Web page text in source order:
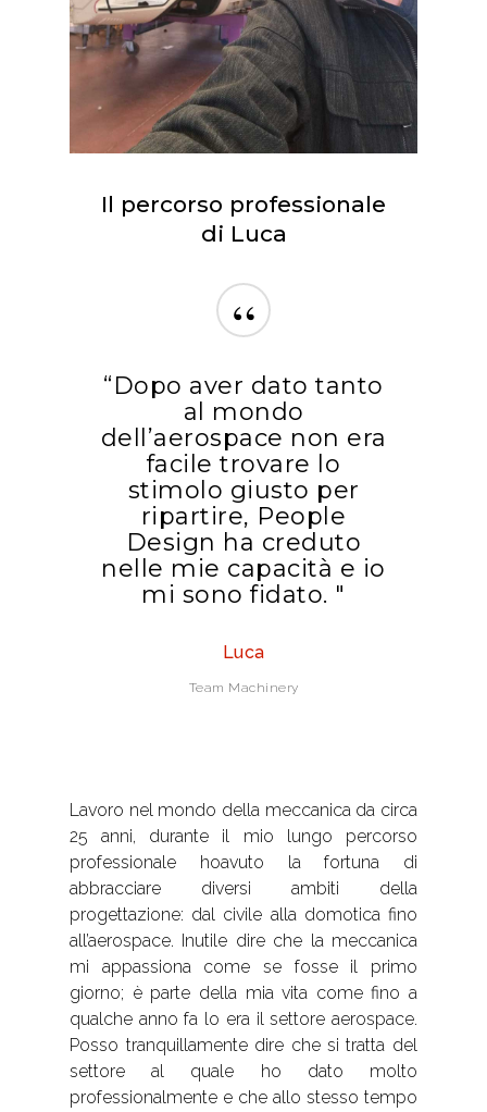
Il percorso professionale
di Luca
“
“Dopo aver dato tanto
al mondo
dell’aerospace non era
facile trovare lo
stimolo giusto per
ripartire, People
Design ha creduto
nelle mie capacità e io
mi sono fidato. "
Luca
Team Machinery
Lavoro nel mondo della meccanica da circa
25 anni, durante il mio lungo percorso
professionale hoavuto la fortuna di
abbracciare diversi ambiti della
progettazione: dal civile alla domotica fino
all’aerospace. Inutile dire che la meccanica
mi appassiona come se fosse il primo
giorno; è parte della mia vita come fino a
qualche anno fa lo era il settore aerospace.
Posso tranquillamente dire che si tratta del
settore al quale ho dato molto
professionalmente e che allo stesso tempo